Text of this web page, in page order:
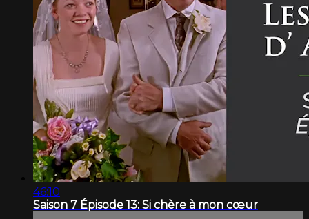
46:10
Saison 7 Épisode 13: Si chère à mon cœur